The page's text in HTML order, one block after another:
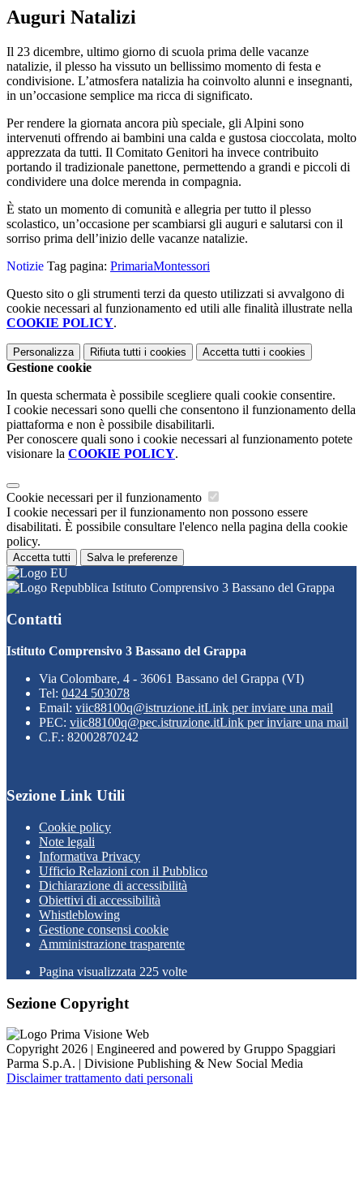
Auguri Natalizi
Il 23 dicembre, ultimo giorno di scuola prima delle vacanze
natalizie, il plesso ha vissuto un bellissimo momento di festa e
condivisione. L’atmosfera natalizia ha coinvolto alunni e insegnanti,
in un’occasione semplice ma ricca di significato.
Per rendere la giornata ancora più speciale, gli Alpini sono
intervenuti offrendo ai bambini una calda e gustosa cioccolata, molto
apprezzata da tutti. Il Comitato Genitori ha invece contribuito
portando il tradizionale panettone, permettendo a grandi e piccoli di
condividere una dolce merenda in compagnia.
È stato un momento di comunità e allegria per tutto il plesso
scolastico, un’occasione per scambiarsi gli auguri e salutarsi con il
sorriso prima dell’inizio delle vacanze natalizie.
Notizie Tag pagina: PrimariaMontessori
Questo sito o gli strumenti terzi da questo utilizzati si avvalgono di
cookie necessari al funzionamento ed utili alle finalità illustrate nella
COOKIE POLICY.
Personalizza Rifiuta tutti i cookies Accetta tutti i cookies
Gestione cookie
In questa schermata è possibile scegliere quali cookie consentire.
I cookie necessari sono quelli che consentono il funzionamento della
piattaforma e non è possibile disabilitarli.
Per conoscere quali sono i cookie necessari al funzionamento potete
visionare la COOKIE POLICY.
Cookie necessari per il funzionamento
I cookie necessari per il funzionamento non possono essere
disabilitati. È possibile consultare l'elenco nella pagina della cookie
policy.
Accetta tutti Salva le preferenze
Istituto Comprensivo 3 Bassano del Grappa
Contatti
Istituto Comprensivo 3 Bassano del Grappa
Via Colombare, 4 - 36061 Bassano del Grappa (VI)
Tel: 0424 503078
Email: viic88100q@istruzione.itLink per inviare una mail
PEC: viic88100q@pec.istruzione.itLink per inviare una mail
C.F.: 82002870242
Sezione Link Utili
Cookie policy
Note legali
Informativa Privacy
Ufficio Relazioni con il Pubblico
Dichiarazione di accessibilità
Obiettivi di accessibilità
Whistleblowing
Gestione consensi cookie
Amministrazione trasparente
Pagina visualizzata 225 volte
Sezione Copyright
Copyright 2026 | Engineered and powered by Gruppo Spaggiari
Parma S.p.A. | Divisione Publishing & New Social Media
Disclaimer trattamento dati personali